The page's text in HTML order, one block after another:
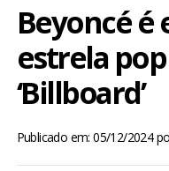
INÍCIO
POMBAL E REGIÃO
BRASIL
Beyoncé é
estrela
‘Billboard’
Publicado em: 05/12/2024